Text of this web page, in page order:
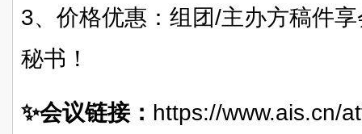
3、价格优惠：组团/主办方稿件
秘书！
✨会议链接： https://www.ais.cn/